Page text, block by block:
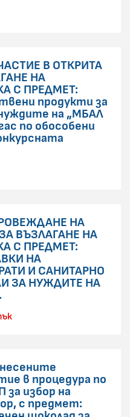
В ОТКРИТА
НА
С ПРЕДМЕТ:
продукти за
на „МБАЛ
по обособени
НА
ВЪЗЛАГАНЕ НА
С ПРЕДМЕТ:
НА
И САНИТАРНО
ЗА НУЖДИТЕ НА
в процедура по
за избор на
с предмет: